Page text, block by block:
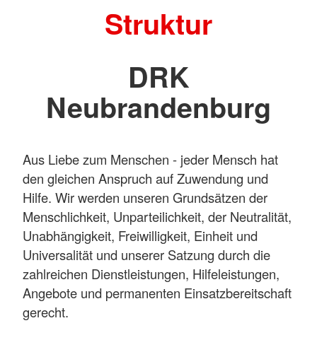
Struktur
DRK
Neubrandenburg
Aus Liebe zum Menschen - jeder Mensch hat
den gleichen Anspruch auf Zuwendung und
Hilfe. Wir werden unseren Grundsätzen der
Menschlichkeit, Unparteilichkeit, der Neutralität,
Unabhängigkeit, Freiwilligkeit, Einheit und
Universalität und unserer Satzung durch die
zahlreichen Dienstleistungen, Hilfeleistungen,
Angebote und permanenten Einsatzbereitschaft
gerecht.